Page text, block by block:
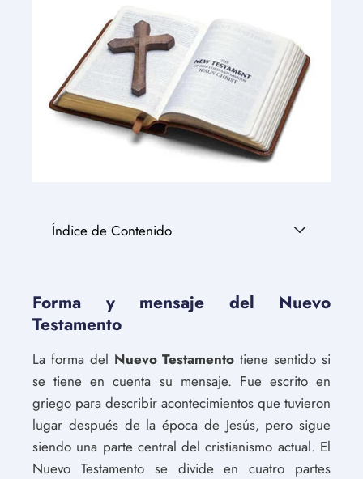
Índice de Contenido
Forma y mensaje del Nuevo
Testamento
La forma del Nuevo Testamento tiene sentido si
se tiene en cuenta su mensaje. Fue escrito en
griego para describir acontecimientos que tuvieron
lugar después de la época de Jesús, pero sigue
siendo una parte central del cristianismo actual. El
Nuevo Testamento se divide en cuatro partes